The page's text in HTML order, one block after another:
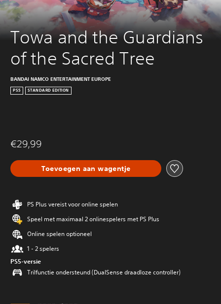
Towa and the Guardians
of the Sacred Tree
BANDAI NAMCO ENTERTAINMENT EUROPE
PS5 STANDARD EDITION
€29,99
Toevoegen aan wagentje
PS Plus vereist voor online spelen
Speel met maximaal 2 onlinespelers met PS Plus
Online spelen optioneel
1 - 2 spelers
PS5-versie
Trilfunctie ondersteund (DualSense draadloze controller)